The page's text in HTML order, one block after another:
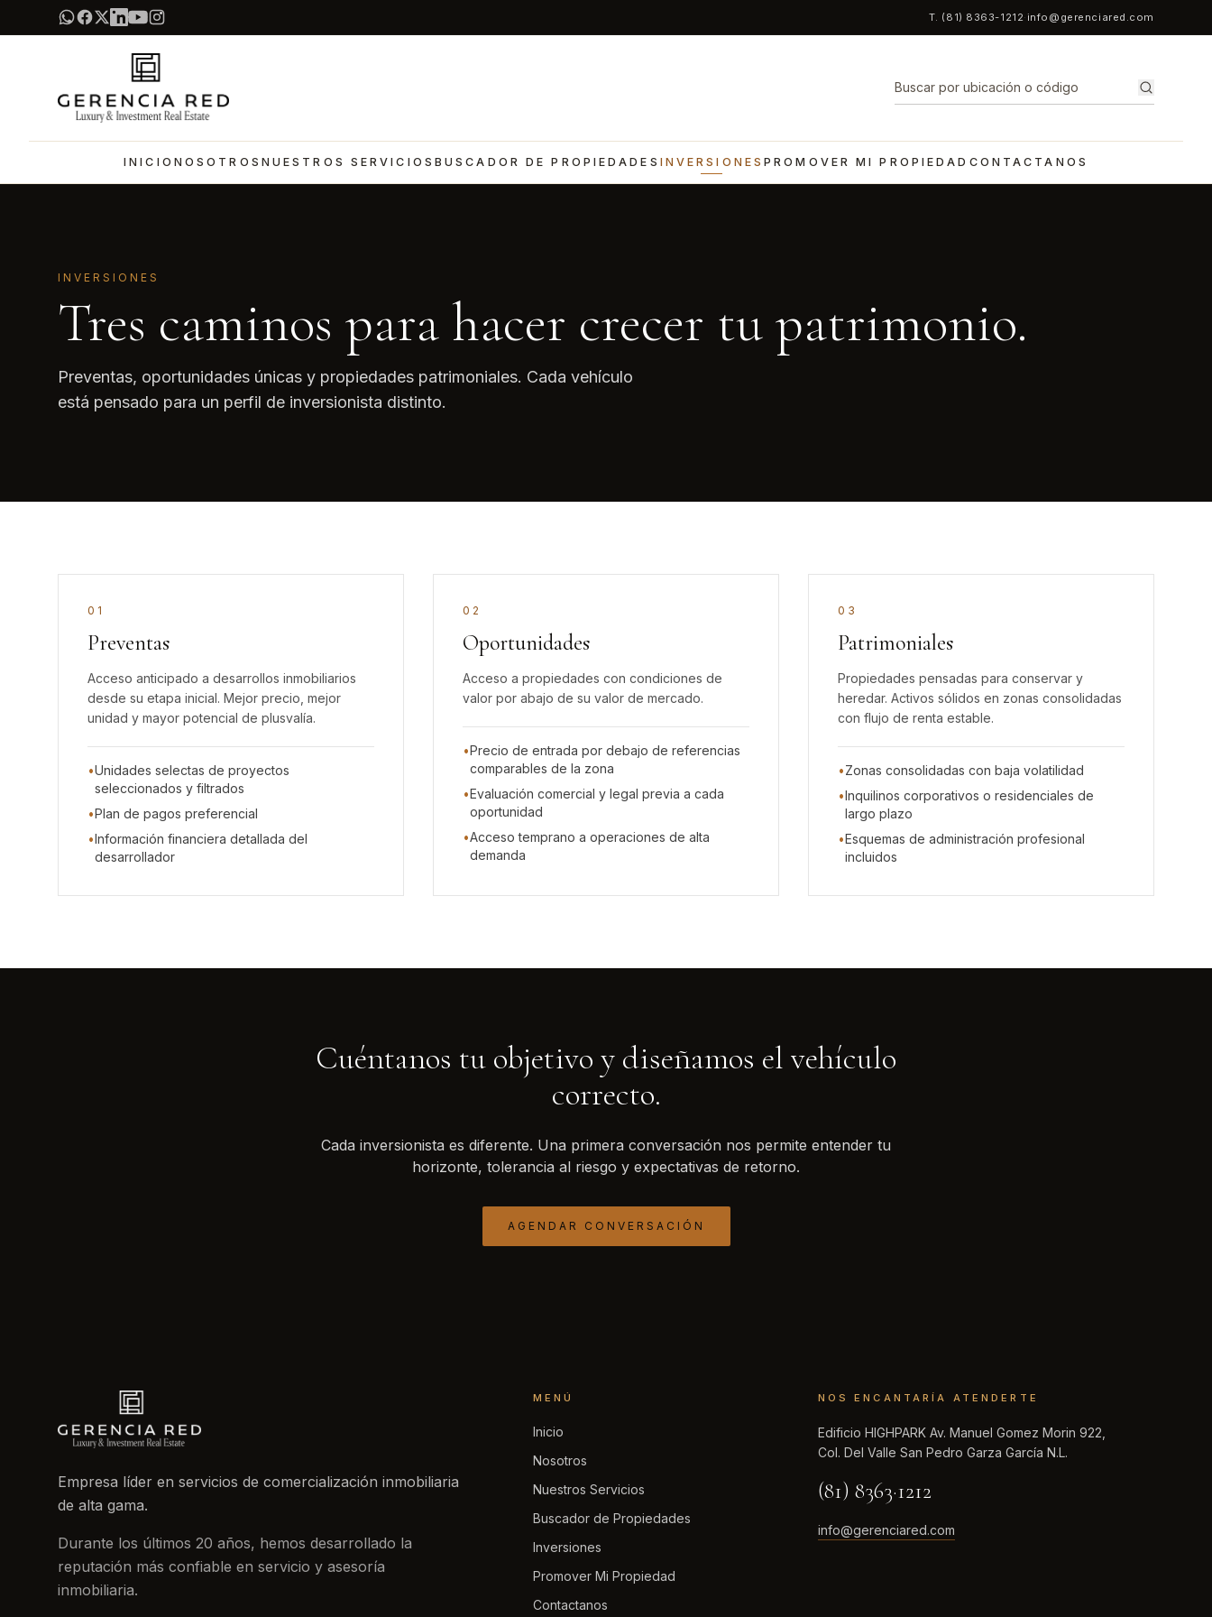
T. (81) 8363-1212·info@gerenciared.com
INICIO NOSOTROS NUESTROS SERVICIOS BUSCADOR DE PROPIEDADES INVERSIONESPROMOVER MI PROPIEDAD CONTACTANOS
INVERSIONES
Tres caminos para hacer crecer tu patrimonio.
Preventas, oportunidades únicas y propiedades patrimoniales. Cada vehículo
está pensado para un perfil de inversionista distinto.
0 1
Preventas
Acceso anticipado a desarrollos inmobiliarios
desde su etapa inicial. Mejor precio, mejor
unidad y mayor potencial de plusvalía.
•Unidades selectas de proyectos
seleccionados y filtrados
•Plan de pagos preferencial
•Información financiera detallada del
desarrollador
0 2
Oportunidades
Acceso a propiedades con condiciones de
valor por abajo de su valor de mercado.
•Precio de entrada por debajo de referencias
comparables de la zona
•Evaluación comercial y legal previa a cada
oportunidad
•Acceso temprano a operaciones de alta
demanda
0 3
Patrimoniales
Propiedades pensadas para conservar y
heredar. Activos sólidos en zonas consolidadas
con flujo de renta estable.
•Zonas consolidadas con baja volatilidad
•Inquilinos corporativos o residenciales de
largo plazo
•Esquemas de administración profesional
incluidos
Cuéntanos tu objetivo y diseñamos el vehículo
correcto.
Cada inversionista es diferente. Una primera conversación nos permite entender tu
horizonte, tolerancia al riesgo y expectativas de retorno.
AGENDAR CONVERSACIÓN
Empresa líder en servicios de comercialización inmobiliaria
de alta gama.
Durante los últimos 20 años, hemos desarrollado la
reputación más confiable en servicio y asesoría
inmobiliaria.
MENÚ
Inicio
Nosotros
Nuestros Servicios
Buscador de Propiedades
Inversiones
Promover Mi Propiedad
Contactanos
NOS ENCANTARÍA ATENDERTE
Edificio HIGHPARK Av. Manuel Gomez Morin 922,
Col. Del Valle San Pedro Garza García N.L.
(81) 8363·1212
info@gerenciared.com